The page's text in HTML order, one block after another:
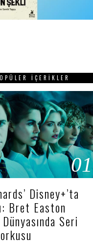
İÇERIKLER
01
Disney+’ta
Bret Easton
Seri